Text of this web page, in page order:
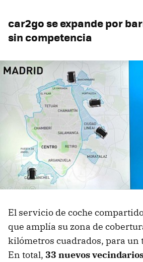
car2go se expande por
sin competencia
El servicio de coche
que amplía su zona de
kilómetros cuadrados, para un
En total, 33 nuevos